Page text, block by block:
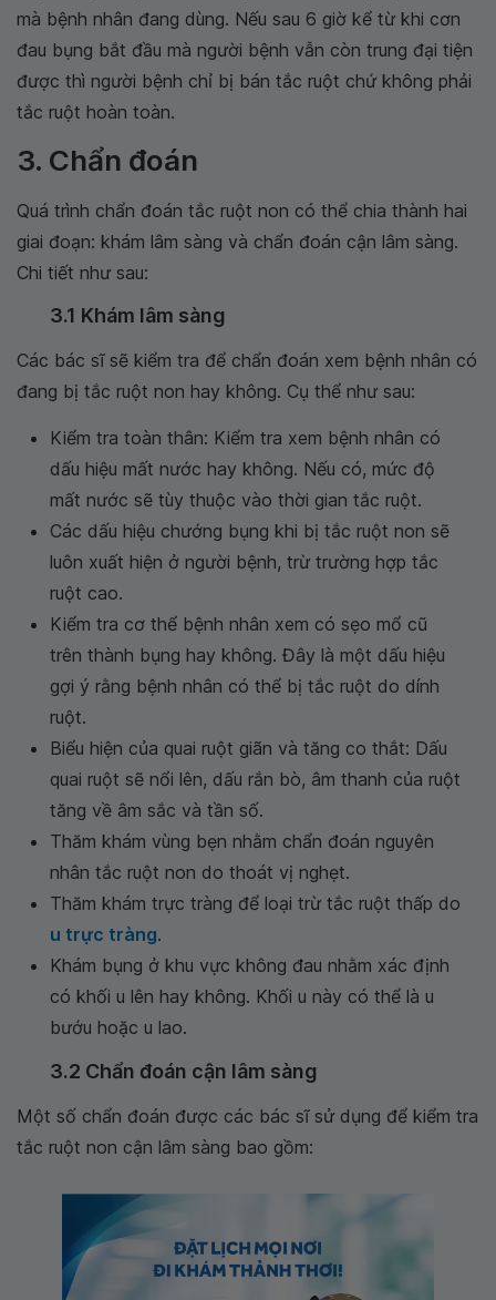
mà bệnh nhân đang dùng. Nếu sau 6 giờ kể từ khi cơn
đau bụng bắt đầu mà người bệnh vẫn còn trung đại tiện
được thì người bệnh chỉ bị bán tắc ruột chứ không phải
tắc ruột hoàn toàn.
3. Chẩn đoán
Quá trình chẩn đoán tắc ruột non có thể chia thành hai
giai đoạn: khám lâm sàng và chẩn đoán cận lâm sàng.
Chi tiết như sau:
3.1 Khám lâm sàng
Các bác sĩ sẽ kiểm tra để chẩn đoán xem bệnh nhân có
đang bị tắc ruột non hay không. Cụ thể như sau:
Kiểm tra toàn thân: Kiểm tra xem bệnh nhân có
dấu hiệu mất nước hay không. Nếu có, mức độ
mất nước sẽ tùy thuộc vào thời gian tắc ruột.
Các dấu hiệu chướng bụng khi bị tắc ruột non sẽ
luôn xuất hiện ở người bệnh, trừ trường hợp tắc
ruột cao.
Kiểm tra cơ thể bệnh nhân xem có sẹo mổ cũ
trên thành bụng hay không. Đây là một dấu hiệu
gợi ý rằng bệnh nhân có thể bị tắc ruột do dính
ruột.
Biểu hiện của quai ruột giãn và tăng co thắt: Dấu
quai ruột sẽ nổi lên, dấu rắn bò, âm thanh của ruột
tăng về âm sắc và tần số.
Thăm khám vùng bẹn nhằm chẩn đoán nguyên
nhân tắc ruột non do thoát vị nghẹt.
Thăm khám trực tràng để loại trừ tắc ruột thấp do
u trực tràng.
Khám bụng ở khu vực không đau nhằm xác định
có khối u lên hay không. Khối u này có thể là u
bướu hoặc u lao.
3.2 Chẩn đoán cận lâm sàng
Một số chẩn đoán được các bác sĩ sử dụng để kiểm tra
tắc ruột non cận lâm sàng bao gồm: